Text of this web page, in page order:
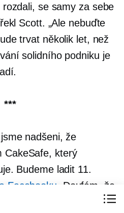
se samy za sebe
Scott. „Ale nebuďte
trvat několik let, než
solidního podniku je
***
nadšeni, že
CakeSafe, který
Budeme ladit 11.
Facebooku . Doufám, že